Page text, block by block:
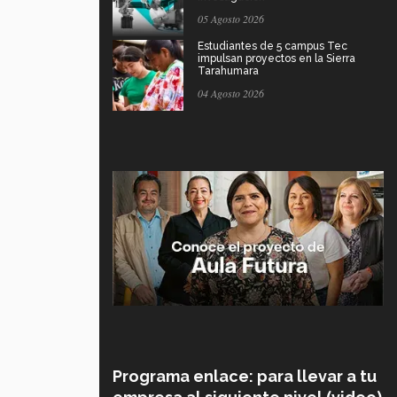
05 Agosto 2026
Estudiantes de 5 campus Tec
impulsan proyectos en la Sierra
Tarahumara
04 Agosto 2026
Programa enlace: para llevar a tu